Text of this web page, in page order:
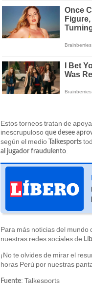
Estos torneos tratan de
inescrupuloso que desee
según el medio Talkesports
al jugador fraudulento
Para más noticias del mundo
nuestras redes sociales de
¡No te olvides de mirar el
horas Perú por nuestras
Fuente: Talkesports